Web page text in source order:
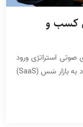
کسب و
استراتژی ورود
به بازار برای کسب‌وکارهای اینترنتی درباره ورود به بازار سَس (SaaS)